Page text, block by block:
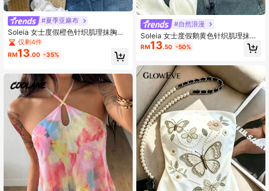
#夏季亚麻布
Soleia 女士度假橙色针织肌理抹胸前
中扭结开衩波边修身上衣 下午茶街头
度假秋冬内搭外穿 派对
仅剩4件
RM13.00 -35%
#自然浪漫
Soleia 女士度假鹅黄色针织肌理抹胸
前中扭结开衩波边修身上衣 下午茶街
头度假秋冬内搭外穿 派对
RM13.50 -50%